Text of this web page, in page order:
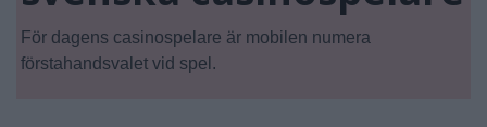
För dagens casinospelare är mobilen numera
förstahandsvalet vid spel.